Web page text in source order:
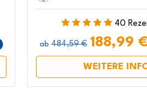
40
ab 484,59 € 188,99
WEITERE